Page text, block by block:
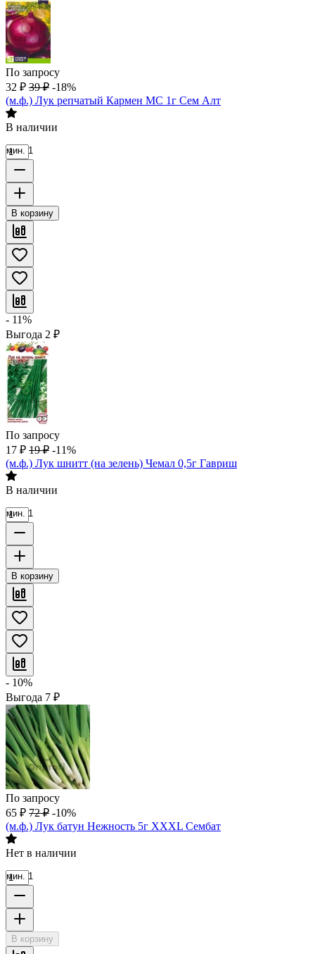
По запросу
32 ₽ 39 ₽ -18%
(м.ф.) Лук репчатый Кармен МС 1г Сем Алт
В наличии
мин. 1
В корзину
- 11%
Выгода 2 ₽
По запросу
17 ₽ 19 ₽ -11%
(м.ф.) Лук шнитт (на зелень) Чемал 0,5г Гавриш
В наличии
мин. 1
В корзину
- 10%
Выгода 7 ₽
По запросу
65 ₽ 72 ₽ -10%
(м.ф.) Лук батун Нежность 5г ХХХL Сембат
Нет в наличии
мин. 1
В корзину